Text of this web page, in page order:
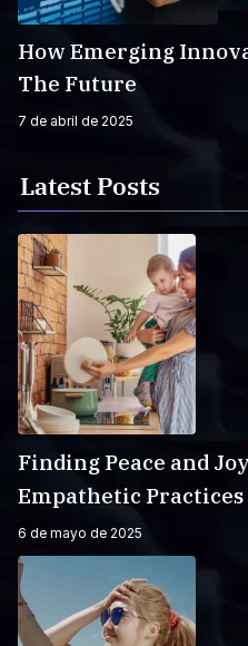
How Emerging
The Future
7 de abril de 2025
Latest Posts
Finding Peace and
Empathetic Practices
6 de mayo de 2025